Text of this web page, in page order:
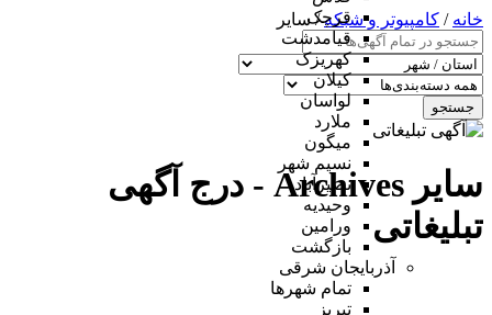
قرچک
قیامدشت
کهریزک
کیلان
لواسان
ملارد
میگون
نسیم شهر
نصیرآباد
وحیدیه
ورامین
بازگشت
آذربایجان شرقی
تمام شهر‌ها
تبریز
خانه / کامپیوتر و شبکه/ سایر
جستجو
سایر Archives - درج آگهی
تبلیغاتی